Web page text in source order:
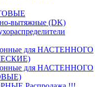
вытяжные (DK)
для НАСТЕННОГО
для НАСТЕННОГО